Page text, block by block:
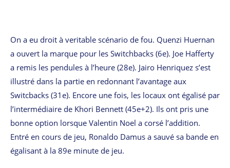
On a eu droit à veritable scénario de fou. Quenzi Huernan
a ouvert la marque pour les Switchbacks (6e). Joe Hafferty
a remis les pendules à l’heure (28e). Jairo Henriquez s’est
illustré dans la partie en redonnant l’avantage aux
Switcbacks (31e). Encore une fois, les locaux ont égalisé par
l’intermédiaire de Khori Bennett (45e+2). Ils ont pris une
bonne option lorsque Valentin Noel a corsé l’addition.
Entré en cours de jeu, Ronaldo Damus a sauvé sa bande en
égalisant à la 89e minute de jeu.